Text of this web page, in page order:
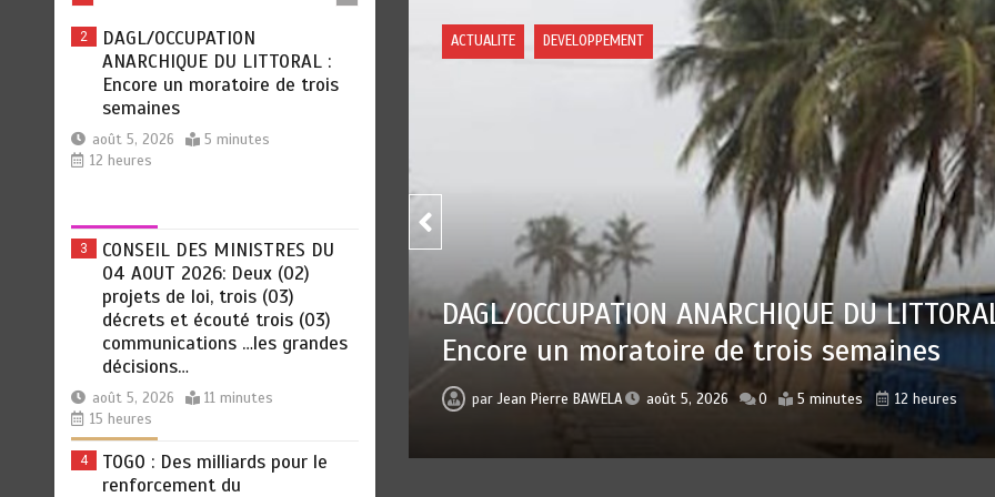
2
DAGL/OCCUPATION
ANARCHIQUE DU LITTORAL :
Encore un moratoire de trois
semaines
août 5, 2026
5 minutes
12 heures
3
CONSEIL DES MINISTRES DU
04 AOUT 2026: Deux (02)
projets de loi, trois (03)
décrets et écouté trois (03)
communications …les grandes
décisions…
août 5, 2026
11 minutes
15 heures
4
TOGO : Des milliards pour le
renforcement du
DU LITTORAL :
de trois semaines
0 5 minutes 12 heures
POLITIQUE
CONSEIL DES MINISTRES DU 04 AOUT 2026:
(02) projets de loi, trois (03) décrets et
trois (03) communications …les grandes
décisions…